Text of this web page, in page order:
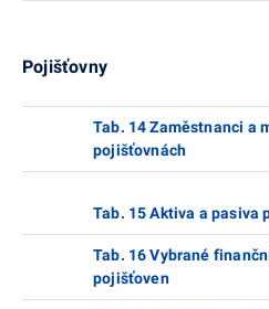
Pojišťovny
Tab. 14 Zaměstnanci a
pojišťovnách
Tab. 15 Aktiva a pasiva
Tab. 16 Vybrané
pojišťoven